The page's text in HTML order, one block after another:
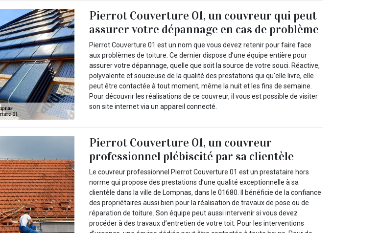
Pierrot Couverture 01, un couvreur qui peut
assurer votre dépannage en cas de problème
Pierrot Couverture 01 est un nom que vous devez retenir pour faire face
aux problèmes de toiture. Ce dernier dispose d’une équipe entière pour
assurer votre dépannage, quelle que soit la source de votre souci. Réactive,
polyvalente et soucieuse de la qualité des prestations qui qu’elle livre, elle
peut être contactée à tout moment, même la nuit et les fins de semaine.
Pour découvrir les réalisations de ce couvreur, il vous est possible de visiter
son site internet via un appareil connecté.
Pierrot Couverture 01, un couvreur
professionnel plébiscité par sa clientèle
Le couvreur professionnel Pierrot Couverture 01 est un prestataire hors
norme qui propose des prestations d’une qualité exceptionnelle à sa
clientèle dans la ville de Lompnas, dans le 01680. Il bénéficie de la confiance
des propriétaires aussi bien pour la réalisation de travaux de pose ou de
réparation de toiture. Son équipe peut aussi intervenir si vous devez
procéder à des travaux d’entretien de votre toit. Pour les interventions